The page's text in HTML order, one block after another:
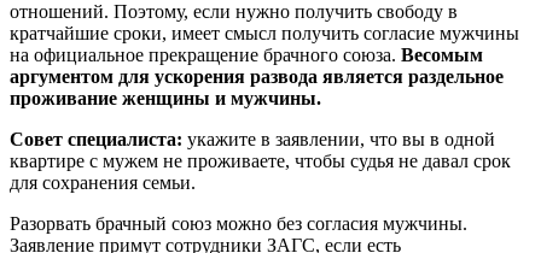
отношений. Поэтому, если нужно получить свободу в
кратчайшие сроки, имеет смысл получить согласие мужчины
на официальное прекращение брачного союза. Весомым
аргументом для ускорения развода является раздельное
проживание женщины и мужчины.
Совет специалиста: укажите в заявлении, что вы в одной
квартире с мужем не проживаете, чтобы судья не давал срок
для сохранения семьи.
Разорвать брачный союз можно без согласия мужчины.
Заявление примут сотрудники ЗАГС, если есть